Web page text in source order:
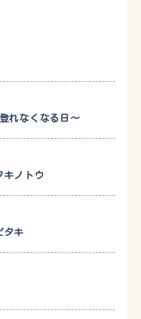
れなくなる日〜
キノトウ
タキ